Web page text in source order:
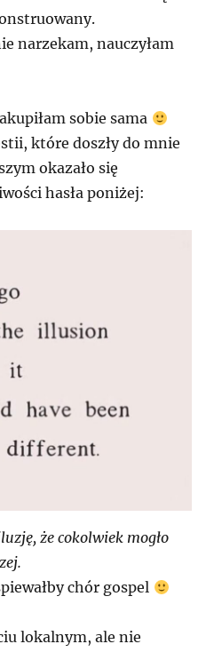
narzekam, nauczyłam
sobie sama
które doszły do mnie
okazało się
hasła poniżej:
że cokolwiek mogło
chór gospel
lokalnym, ale nie